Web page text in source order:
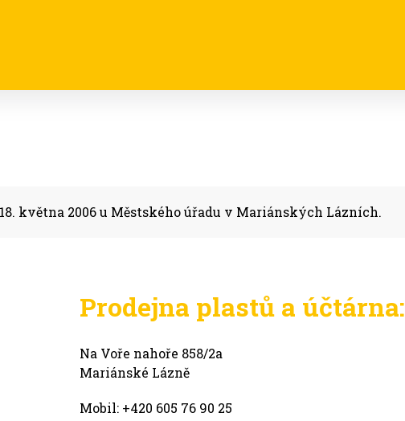
května 2006 u Městského úřadu v Mariánských Lázních.
Prodejna plastů a účtárna:
Na Voře nahoře 858/2a
Mariánské Lázně
Mobil: +420 605 76 90 25